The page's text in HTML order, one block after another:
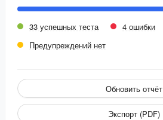
33 успешных теста
4 ошибки
Предупреждений нет
Обновить отчёт
Экспорт (PDF)